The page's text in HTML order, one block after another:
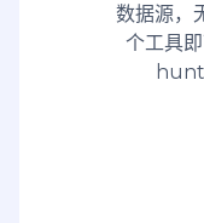
数据源，
个工具